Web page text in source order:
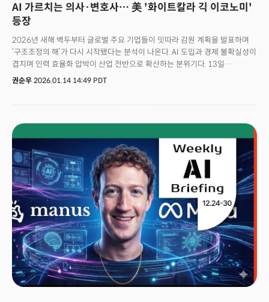
(Nvidia)는 최대 300억 달러 투자를 논의 중이다. 마이크로소프트는 100억
달러 미만의 투자를 논의하고 있고 아마존이 100억달러를 넘는 투자를
빅테크들의 자본을 빨아들여 생존을 위한 준비에 나서고 내부적으로는 인적
비용을 극단적으로 줄이는 ‘초효율 운영’ 체제로 전환하는 '투 트랙(Two-
Track)' 전략으로 풀이된다.
AI 가르치는 의사·변호사… 美 '화이트칼라 긱 이코노미'
등장
2026년 새해 벽두부터 글로벌 주요 기업들이 잇따라 감원 계획을 발표하며
‘구조조정의 해’가 다시 시작됐다는 분석이 나온다. AI 도입과 경제 불확실성이
겹치며 인력 효율화 압박이 산업 전반으로 확산하는 분위기다. 13일
(현지시간) 비즈니스인사이더에 따르면 메타는 가상현실(VR)·메타버스
플랫폼 ‘호라이즌 월드(Horizon Worlds)’를 담당하고 있다. 이번 감원은
메타의 현금 유출 압박이 계속되는 가운데, AI 투자와 메타버스 사업 간 균형
조정에 나선 것으로 분석된다. 다른 업종에서도 연초 감원행렬에 동참했다.
씨티그룹은 전체 인력의 10%에 해당하는 약 2만 명을 감축하는 중장기
구조조정을 진행 중이다. 이를 통해 연간 최대 25억 달러의 비용 절감을
기대하고 있다. AI 도입을 이유로 한 감원도 늘고 있다. 계약업체 매칭 플랫폼
앤지(Angi)는 약 350명을 감원하며, 웹 생산성 도구 업체 테일윈드는 전체
엔지니어 4명 중 3명을 해고했다. 이 같은 흐름은 일시적 현상이 아니다.
글로벌 해고 트래킹 사이트 레이오프(Layoffs.fyi)에 따르면 지난해 전 세계
테크 기업에서 12만 명 이상이 해고됐다. 2026년에도 아마존, 나이키,
버라이즌 등 100개 이상 기업이 감원 관련 법적 통지를 제출했다.
세계경제포럼(WEF)은 전 세계 기업의 41%가 향후 5년 내 AI로 인해 인력을
줄일 수 있다고 전망했다. AI 확산과 비용 절감 압박 속에서 구조조정은 산업
전반의 재편 신호로 굳어지고 있다. 👉 '고졸 인턴십' 팔란티어가 코딩 대신
권순우 2026.01.14 14:49 PDT